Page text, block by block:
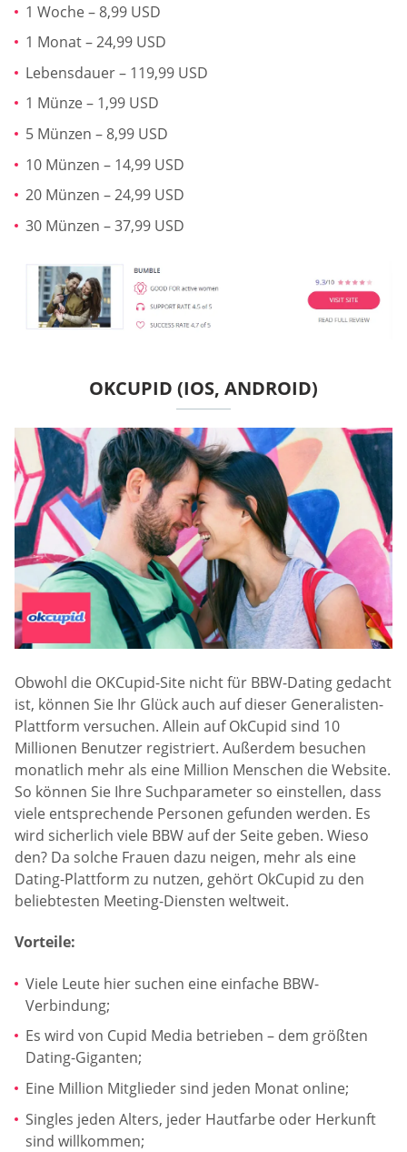
1 Woche – 8,99 USD
1 Monat – 24,99 USD
Lebensdauer – 119,99 USD
1 Münze – 1,99 USD
5 Münzen – 8,99 USD
10 Münzen – 14,99 USD
20 Münzen – 24,99 USD
30 Münzen – 37,99 USD
OKCUPID (IOS, ANDROID)
Obwohl die OKCupid-Site nicht für BBW-Dating gedacht
ist, können Sie Ihr Glück auch auf dieser Generalisten-
Plattform versuchen. Allein auf OkCupid sind 10
Millionen Benutzer registriert. Außerdem besuchen
monatlich mehr als eine Million Menschen die Website.
So können Sie Ihre Suchparameter so einstellen, dass
viele entsprechende Personen gefunden werden. Es
wird sicherlich viele BBW auf der Seite geben. Wieso
den? Da solche Frauen dazu neigen, mehr als eine
Dating-Plattform zu nutzen, gehört OkCupid zu den
beliebtesten Meeting-Diensten weltweit.
Vorteile:
Viele Leute hier suchen eine einfache BBW-
Verbindung;
Es wird von Cupid Media betrieben – dem größten
Dating-Giganten;
Eine Million Mitglieder sind jeden Monat online;
Singles jeden Alters, jeder Hautfarbe oder Herkunft
sind willkommen;